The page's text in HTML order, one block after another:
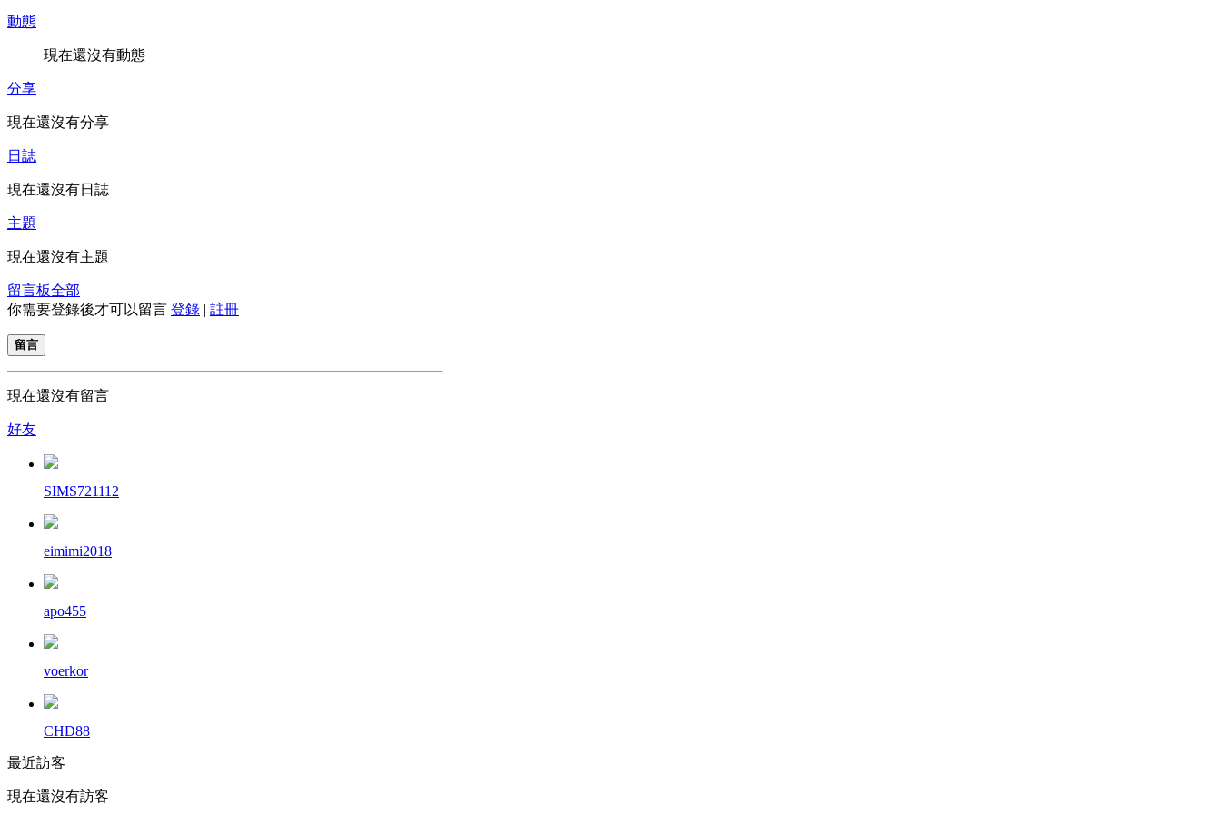
動態
現在還沒有動態
分享
現在還沒有分享
日誌
現在還沒有日誌
主題
現在還沒有主題
留言板全部
你需要登錄後才可以留言 登錄 | 註冊
留言
現在還沒有留言
好友
SIMS721112
eimimi2018
apo455
voerkor
CHD88
最近訪客
現在還沒有訪客